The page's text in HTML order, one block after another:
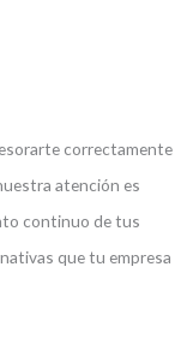
correctamente
atención es
continuo de tus
que tu empresa